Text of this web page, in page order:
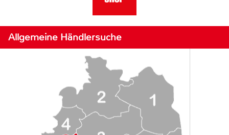
Allgemeine Händlersuche